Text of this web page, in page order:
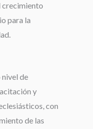
crecimiento
para la
nivel de
y
con
de las